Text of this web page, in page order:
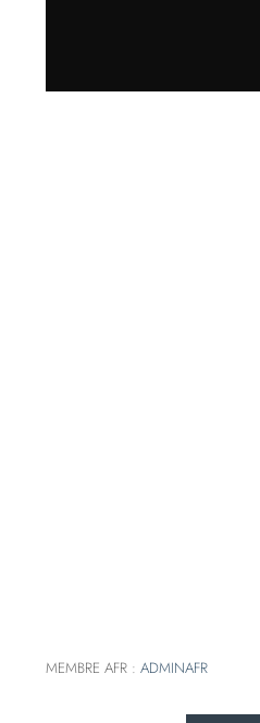
MEMBRE AFR :ADMINAFR